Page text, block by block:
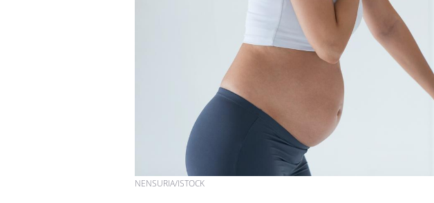
NENSURIA/ISTOCK